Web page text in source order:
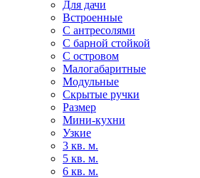
Для дачи
Встроенные
С антресолями
С барной стойкой
С островом
Малогабаритные
Модульные
Скрытые ручки
Размер
Мини-кухни
Узкие
3 кв. м.
5 кв. м.
6 кв. м.